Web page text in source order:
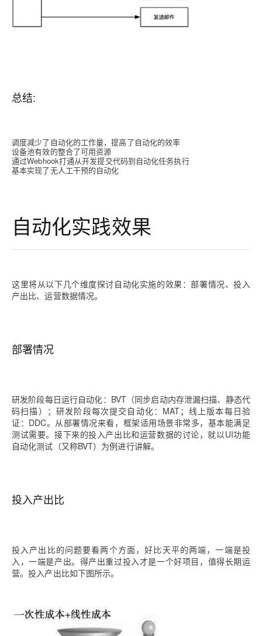
总结:
调度减少了自动化的工作量，提高了自动化的效率
设备池有效的整合了可用资源
通过Webhook打通从开发提交代码到自动化任务执行
基本实现了无人工干预的自动化
自动化实践效果
这里将从以下几个维度探讨自动化实施的效果：部署情况、投入
产出比、运营数据情况。
部署情况
研发阶段每日运行自动化：BVT（同步启动内存泄漏扫描、静态代
码扫描）；研发阶段每次提交自动化：MAT；线上版本每日验
证：DDC。从部署情况来看，框架适用场景非常多，基本能满足
测试需要。接下来的投入产出比和运营数据的讨论，就以UI功能
自动化测试（又称BVT）为例进行讲解。
投入产出比
投入产出比的问题要看两个方面，好比天平的两端，一端是投
入，一端是产出。得产出重过投入才是一个好项目，值得长期运
营。投入产出比如下图所示。